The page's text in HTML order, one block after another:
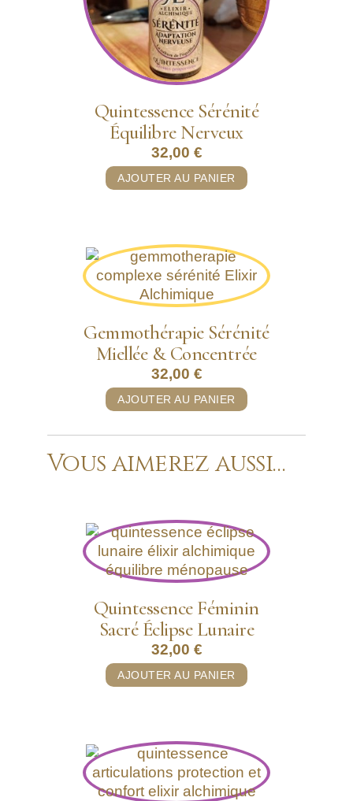
Quintessence Sérénité
Équilibre Nerveux
32,00 €
AJOUTER AU PANIER
Gemmothérapie Sérénité
Miellée & Concentrée
32,00 €
AJOUTER AU PANIER
Vous aimerez aussi…
Quintessence Féminin
Sacré Éclipse Lunaire
32,00 €
AJOUTER AU PANIER